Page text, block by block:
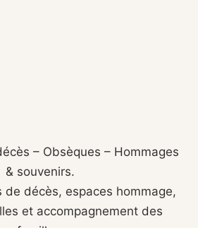
– Obsèques – Hommages
& souvenirs.
de décès, espaces hommage,
et accompagnement des